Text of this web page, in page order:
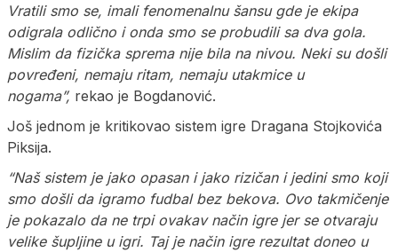
Vratili smo se, imali fenomenalnu šansu gde je ekipa
odigrala odlično i onda smo se probudili sa dva gola.
Mislim da fizička sprema nije bila na nivou. Neki su došli
povređeni, nemaju ritam, nemaju utakmice u
nogama”, rekao je Bogdanović.
Još jednom je kritikovao sistem igre Dragana Stojkovića
Piksija.
“Naš sistem je jako opasan i jako rizičan i jedini smo koji
smo došli da igramo fudbal bez bekova. Ovo takmičenje
je pokazalo da ne trpi ovakav način igre jer se otvaraju
velike šupljine u igri. Taj je način igre rezultat doneo u